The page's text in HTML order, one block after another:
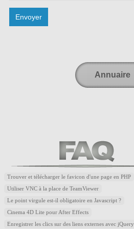
Annuaire
Trouver et télécharger le favicon d'une page en PHP
Utiliser VNC à la place de TeamViewer
Le point virgule est-il obligatoire en Javascript ?
Cinema 4D Lite pour After Effects
Enregistrer les clics sur des liens externes avec jQuery